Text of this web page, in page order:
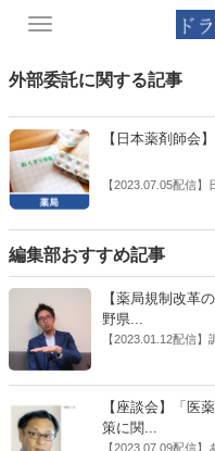
Toggle
外部委託に関する記事
【日本薬剤師会
【2023.07.05配信
の中で、公表され
編集部おすすめ記事
【薬局規制改革
野県...
【2023.01.12配信
界への規制改革の
はないだろうか。
師の業務及び薬局の
ても出席していた
【座談会】「医
策に関...
【2023.07.09配信